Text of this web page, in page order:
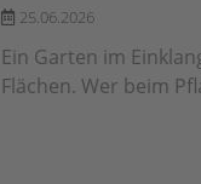
25.06.2026
Ein Garten im
Flächen. Wer beim